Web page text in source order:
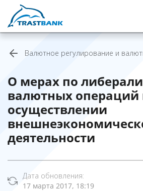
Валютное регулирование и
О мерах по
валютных операций
осуществлении
деятельности
Дата обновления:
17 марта 2017, 18:19